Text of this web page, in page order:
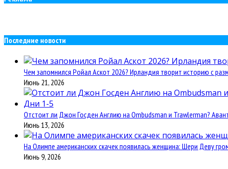
Последние новости
Чем запомнился Ройал Аскот 2026? Ирландия творит историю с
Июнь 21, 2026
Отстоит ли Джон Госден Англию на Ombudsman и Trawlerman?
Июнь 13, 2026
На Олимпе американских скачек появилась женщина: Шери Деву
Июнь 9, 2026